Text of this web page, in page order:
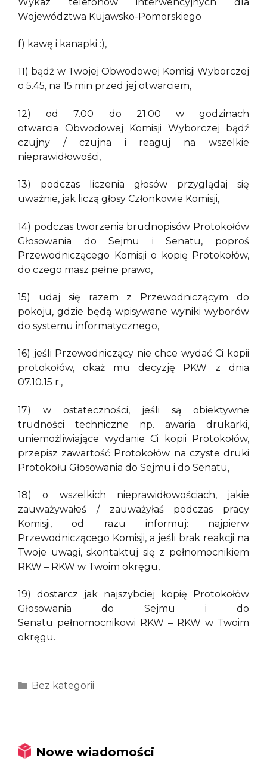
Województwa Kujawsko-Pomorskiego
f) kawę i kanapki :),
11) bądź w Twojej Obwodowej Komisji Wyborczej
o 5.45, na 15 min przed jej otwarciem,
12) od 7.00 do 21.00 w godzinach
otwarcia Obwodowej Komisji Wyborczej bądź
czujny / czujna i reaguj na wszelkie
nieprawidłowości,
13) podczas liczenia głosów przyglądaj się
uważnie, jak liczą głosy Członkowie Komisji,
14) podczas tworzenia brudnopisów Protokołów
Głosowania do Sejmu i Senatu, poproś
Przewodniczącego Komisji o kopię Protokołów,
do czego masz pełne prawo,
15) udaj się razem z Przewodniczącym do
pokoju, gdzie będą wpisywane wyniki wyborów
do systemu informatycznego,
16) jeśli Przewodniczący nie chce wydać Ci kopii
protokołów, okaż mu decyzję PKW z dnia
07.10.15 r.,
17) w ostateczności, jeśli są obiektywne
trudności techniczne np. awaria drukarki,
uniemożliwiające wydanie Ci kopii Protokołów,
przepisz zawartość Protokołów na czyste druki
Protokołu Głosowania do Sejmu i do Senatu,
18) o wszelkich nieprawidłowościach, jakie
zauważywałeś / zauważyłaś podczas pracy
Komisji, od razu informuj: najpierw
Przewodniczącego Komisji, a jeśli brak reakcji na
Twoje uwagi, skontaktuj się z pełnomocnikiem
RKW – RKW w Twoim okręgu,
19) dostarcz jak najszybciej kopię Protokołów
Głosowania do Sejmu i do
Senatu pełnomocnikowi RKW – RKW w Twoim
okręgu.
Kategorie
Bez kategorii
Nowe wiadomości